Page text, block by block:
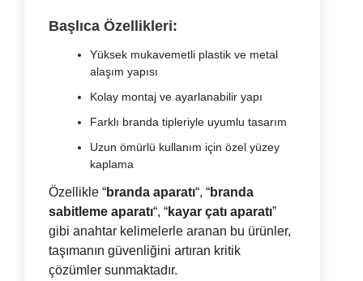
Başlıca Özellikleri:
Yüksek mukavemetli plastik ve metal
alaşım yapısı
Kolay montaj ve ayarlanabilir yapı
Farklı branda tipleriyle uyumlu tasarım
Uzun ömürlü kullanım için özel yüzey
kaplama
Özellikle “branda aparatı“, “branda
sabitleme aparatı“, “kayar çatı aparatı”
gibi anahtar kelimelerle aranan bu ürünler,
taşımanın güvenliğini artıran kritik
çözümler sunmaktadır.